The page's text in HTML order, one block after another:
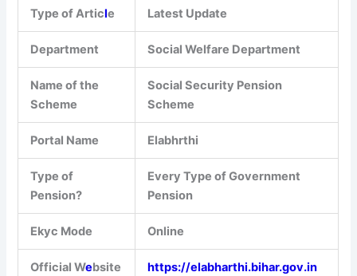
Type of Article Latest Update
Department Social Welfare Department
Name of the
Scheme
Social Security Pension
Scheme
Portal Name Elabhrthi
Type of
Pension?
Every Type of Government
Pension
Ekyc Mode Online
Official Website https://elabharthi.bihar.gov.in